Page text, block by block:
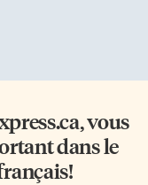
, vous
dans le